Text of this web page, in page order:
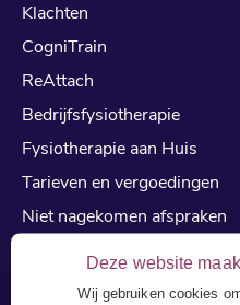
Deze website
Wij gebruiken cookies
Klachten
CogniTrain
ReAttach
Bedrijfsfysiotherapie
Fysiotherapie aan Huis
Tarieven en vergoedingen
Niet nagekomen afspraken
cialis kopen zonder recept